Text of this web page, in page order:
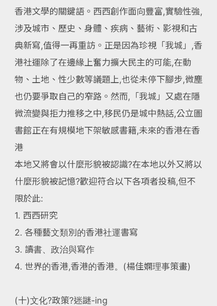
香港文學的關鍵語。西西創作面向豐富,實驗性強,
涉及城市、歷史、身體、疾病、藝術、影視和古
典新寫,值得一再重訪。正是因為珍視「我城」,香
港社運除了在邊緣上奮力擴大民主的可能,在動
物、土地、性少數等議題上,也從未停下腳步,微塵
也仍要爭取自己的窄路。然而,「我城」又處在隱
微流變與拒力推移之中,移民仍是城中熱話,公立圖
書館正在有規模地下架敏感書籍,未來的香港在香
港
本地又將會以什麼形貌被認識?在本地以外又將以
什麼形貌被記憶?歡迎符合以下各項者投稿,但不
限於此:
1. 西西研究
2. 各種藝文類別的香港社運書寫
3. 讀書、政治與寫作
4. 世界的香港,香港的香港。(楊佳嫻理事策畫)
(十)文化?政策?迷謎-ing